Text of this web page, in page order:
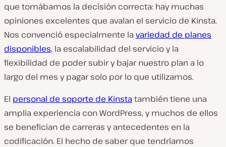
que tomábamos la decisión correcta: hay muchas
opiniones excelentes que avalan el servicio de Kinsta.
Nos convenció especialmente la variedad de planes
disponibles, la escalabilidad del servicio y la
flexibilidad de poder subir y bajar nuestro plan a lo
largo del mes y pagar solo por lo que utilizamos.
El personal de soporte de Kinstatambién tiene una
amplia experiencia con WordPress, y muchos de ellos
se benefician de carreras y antecedentes en la
codificación. El hecho de saber que tendríamos